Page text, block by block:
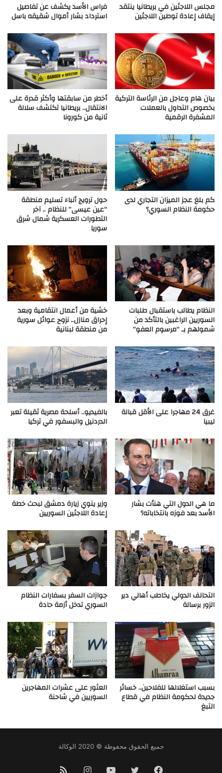
مجلس اللاجئين في بريطانيا ينتقد
إيقاف إعادة توطين اللاجئين
فراس الأسد يكشف عن تفاصيل
استرداد بشار أموال شقيقه باسل
بيان هام وعاجل من الرئاسة التركية
بخصوص التداول بالعملات
المشفرة الرقمية
أخطر من سابقتها وأكثر قدرة على
الانتقال.. بريطانيا تكتشف سلالة
ثانية من كورونا
كم بلغ عجز الميزان التجاري لدى
حكومة النظام السوري؟
حول ترويج أنباء تسليم منطقة
“عين عيسى” للنظام .. آخر
التطورات العسكرية شمال شرق
سوريا
النظام يطالب باستقبال طلبات
السوريين الراغبين بالتأكد من
شمولهم بـ “مرسوم العفو”
خشية من أعمال انتقامية وبعد
إحراق منازل.. نزوح عوائل سورية
من منطقة لبنانية
غرق 24 مهاجرا على الأقل قبالة
ليبيا
بالفيديو.. أسلحة مصرية ثقيلة تعبر
الدردنيل والبسفور في تركيا
ما هي الدول التي هنأت بشار
الأسد بعد فوزه بانتخاباته؟
وزير ينوي زيارة دمشق لبحث خطة
إعادة اللاجئين السوريين
التحالف الدولي يخاطب أهالي دير
الزور برسالة
جوازات السفر بسفارات النظام
السوري تدخل أزمة حادة
بسبب استغلالها للفلاحين.. خسائر
جديدة لحكومة النظام في قطاع
التبغ
العثور على عشرات المهاجرين
السوريين في شاحنة
جميع الحقوق محفوظة © 2020 الوكالة
فيسبوك تويتر يوتيوب انستقرام